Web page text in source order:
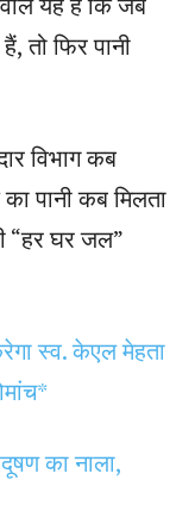
तो फिर पानी
विभाग कब
पानी कब मिलता
“हर घर जल”
स्व. केएल मेहता
का नाला,